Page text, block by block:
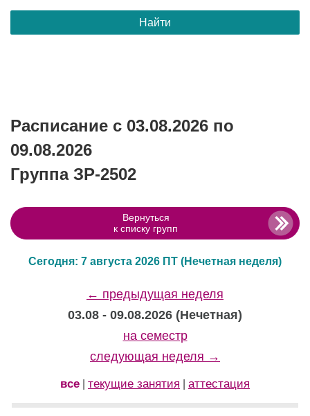
Расписание с 03.08.2026 по
09.08.2026
Группа ЗР-2502
Вернуться
к списку групп
Сегодня: 7 августа 2026 ПТ (Нечетная неделя)
← предыдущая неделя
03.08 - 09.08.2026 (Нечетная)
на семестр
следующая неделя →
все текущие занятия аттестация